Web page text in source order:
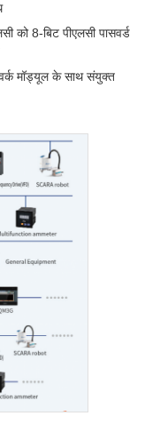
को 8-बिट पीएलसी पासवर्ड
मॉड्यूल के साथ संयुक्त